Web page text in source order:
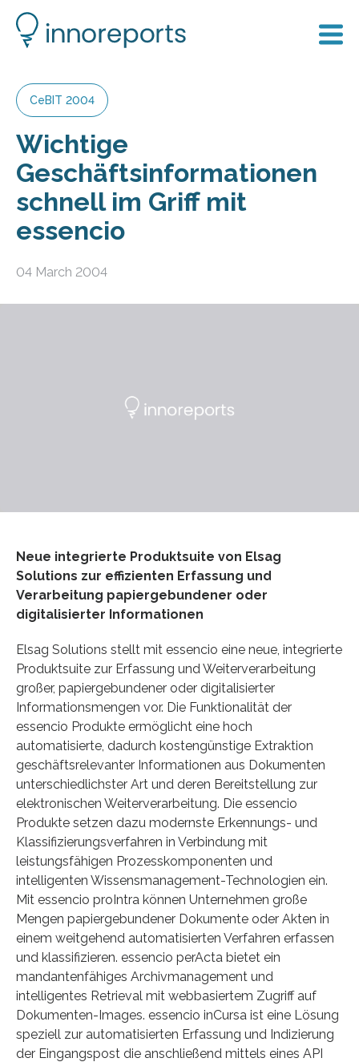
CeBIT 2004
Wichtige
Geschäftsinformationen
schnell im Griff mit
essencio
04 March 2004
Neue integrierte Produktsuite von Elsag
Solutions zur effizienten Erfassung und
Verarbeitung papiergebundener oder
digitalisierter Informationen
Elsag Solutions stellt mit essencio eine neue, integrierte
Produktsuite zur Erfassung und Weiterverarbeitung
großer, papiergebundener oder digitalisierter
Informationsmengen vor. Die Funktionalität der
essencio Produkte ermöglicht eine hoch
automatisierte, dadurch kostengünstige Extraktion
geschäftsrelevanter Informationen aus Dokumenten
unterschiedlichster Art und deren Bereitstellung zur
elektronischen Weiterverarbeitung. Die essencio
Produkte setzen dazu modernste Erkennungs- und
Klassifizierungsverfahren in Verbindung mit
leistungsfähigen Prozesskomponenten und
intelligenten Wissensmanagement-Technologien ein.
Mit essencio proIntra können Unternehmen große
Mengen papiergebundener Dokumente oder Akten in
einem weitgehend automatisierten Verfahren erfassen
und klassifizieren. essencio perActa bietet ein
mandantenfähiges Archivmanagement und
intelligentes Retrieval mit webbasiertem Zugriff auf
Dokumenten-Images. essencio inCursa ist eine Lösung
speziell zur automatisierten Erfassung und Indizierung
der Eingangspost die anschließend mittels eines API